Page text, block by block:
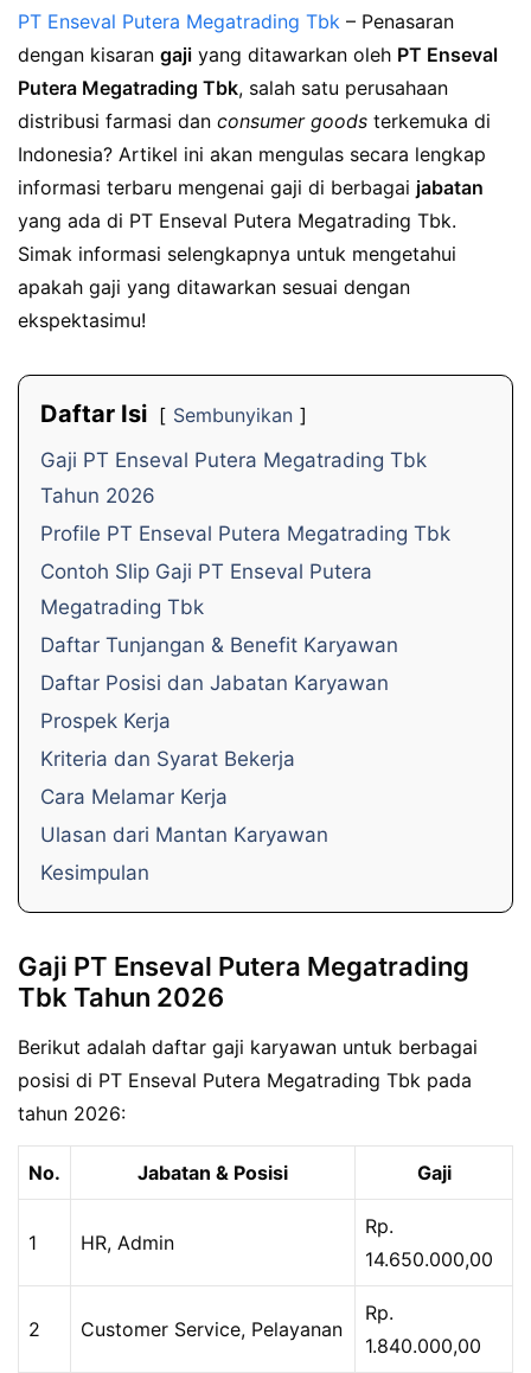
PT Enseval Putera Megatrading Tbk – Penasaran
dengan kisaran gaji yang ditawarkan oleh PT Enseval
Putera Megatrading Tbk, salah satu perusahaan
distribusi farmasi dan consumer goods terkemuka di
Indonesia? Artikel ini akan mengulas secara lengkap
informasi terbaru mengenai gaji di berbagai jabatan
yang ada di PT Enseval Putera Megatrading Tbk.
Simak informasi selengkapnya untuk mengetahui
apakah gaji yang ditawarkan sesuai dengan
ekspektasimu!
Daftar Isi
Sembunyikan
Gaji PT Enseval Putera Megatrading Tbk
Tahun 2026
Profile PT Enseval Putera Megatrading Tbk
Contoh Slip Gaji PT Enseval Putera
Megatrading Tbk
Daftar Tunjangan & Benefit Karyawan
Daftar Posisi dan Jabatan Karyawan
Prospek Kerja
Kriteria dan Syarat Bekerja
Cara Melamar Kerja
Ulasan dari Mantan Karyawan
Kesimpulan
Gaji PT Enseval Putera Megatrading
Tbk Tahun 2026
Berikut adalah daftar gaji karyawan untuk berbagai
posisi di PT Enseval Putera Megatrading Tbk pada
tahun 2026:
No. Jabatan & Posisi Gaji
1 HR, Admin
Rp.
14.650.000,00
2 Customer Service, Pelayanan
Rp.
1.840.000,00